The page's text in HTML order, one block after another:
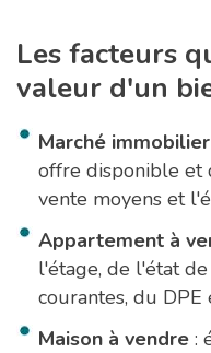
Les facteurs
valeur d'un
Marché immobilier
offre disponible et
vente moyens et
Appartement à
l'étage, de l'état
courantes, du
Maison à vendre :